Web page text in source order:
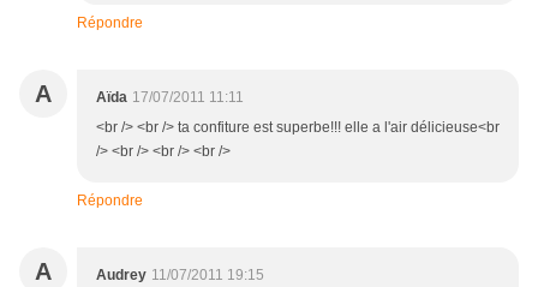
Répondre
A Aïda 17/07/2011 11:11
<br /> <br /> ta confiture est superbe!!! elle a l'air délicieuse<br
/> <br /> <br /> <br />
Répondre
A Audrey 11/07/2011 19:15